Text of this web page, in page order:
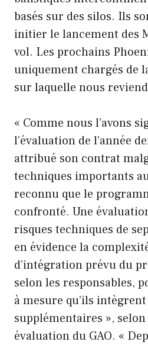
basés sur des silos. Ils
initier le lancement des
vol. Les prochains
uniquement chargés de
sur laquelle nous
« Comme nous l’avons
l’évaluation de l’année
attribué son contrat
techniques importants
reconnu que le
confronté. Une
risques techniques de
en évidence la
d’intégration prévu du
selon les responsables,
à mesure qu’ils
supplémentaires »,
évaluation du GAO. «